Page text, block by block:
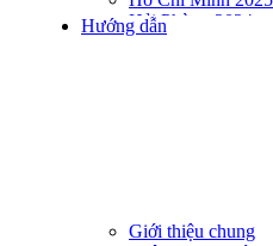
Hải Phòng 2024
DNSE
DNSE
Hướng dẫn
Giới thiệu chung